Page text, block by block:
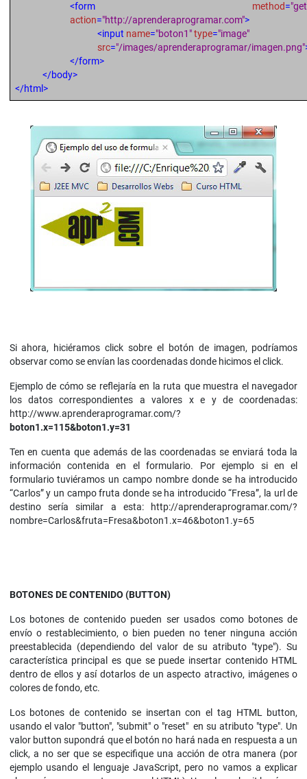
<form method=
action="http://aprenderaprogramar.com">
<input name="boton1"type="image"
src="/images/aprenderaprogramar/imagen.png"
</form>
</body>
</html>
Si ahora, hiciéramos click sobre el botón de imagen, podríamos
observar como se envían las coordenadas donde hicimos el click.
Ejemplo de cómo se reflejaría en la ruta que muestra el navegador
los datos correspondientes a valores x e y de coordenadas:
http://www.aprenderaprogramar.com/?
boton1.x=115&boton1.y=31
Ten en cuenta que además de las coordenadas se enviará toda la
información contenida en el formulario. Por ejemplo si en el
formulario tuviéramos un campo nombre donde se ha introducido
“Carlos” y un campo fruta donde se ha introducido “Fresa”, la url de
destino sería similar a esta: http://aprenderaprogramar.com/?
nombre=Carlos&fruta=Fresa&boton1.x=46&boton1.y=65
BOTONES DE CONTENIDO (BUTTON)
Los botones de contenido pueden ser usados como botones de
envío o restablecimiento, o bien pueden no tener ninguna acción
preestablecida (dependiendo del valor de su atributo "type"). Su
característica principal es que se puede insertar contenido HTML
dentro de ellos y así dotarlos de un aspecto atractivo, imágenes o
colores de fondo, etc.
Los botones de contenido se insertan con el tag HTML button,
usando el valor "button", "submit" o "reset" en su atributo "type". Un
valor button supondrá que el botón no hará nada en respuesta a un
click, a no ser que se especifique una acción de otra manera (por
ejemplo usando el lenguaje JavaScript, pero no vamos a explicar